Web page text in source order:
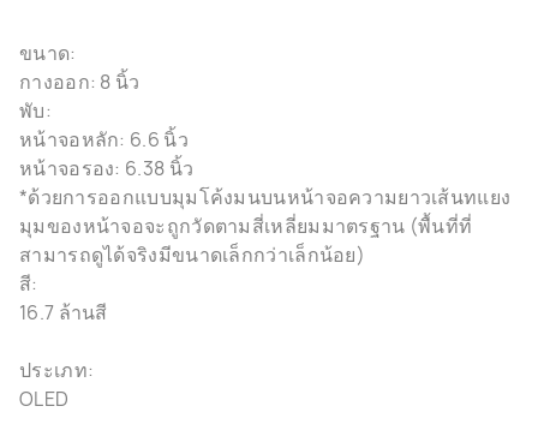
ขนาด:
กางออก: 8 นิ้ว
พับ:
หน้าจอหลัก: 6.6 นิ้ว
หน้าจอรอง: 6.38 นิ้ว
*ด้วยการออกแบบมุมโค้งมนบนหน้าจอความยาวเส้นทแยง
มุมของหน้าจอจะถูกวัดตามสี่เหลี่ยมมาตรฐาน (พื้นที่ที่
สามารถดูได้จริงมีขนาดเล็กกว่าเล็กน้อย)
สี:
16.7 ล้านสี
ประเภท:
OLED